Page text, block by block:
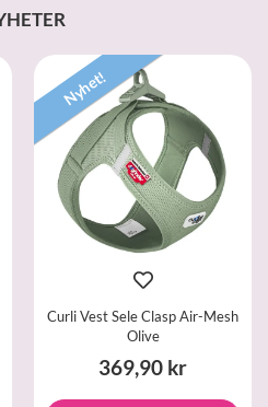
Nyhet!
Curli Vest Sele Clasp Air-Mesh
Olive
369,90 kr